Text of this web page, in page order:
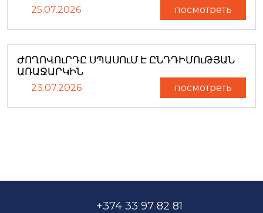
25.07.2026 посмотреть
ԺՈՂՈՎՈւՐԴԸ ՍՊԱՍՈւՄ Է ԸՆԴԴԻՄՈւԹՅԱՆ
ԱՌԱՋԱՐԿԻՆ
23.07.2026 посмотреть
+374 33 97 82 81